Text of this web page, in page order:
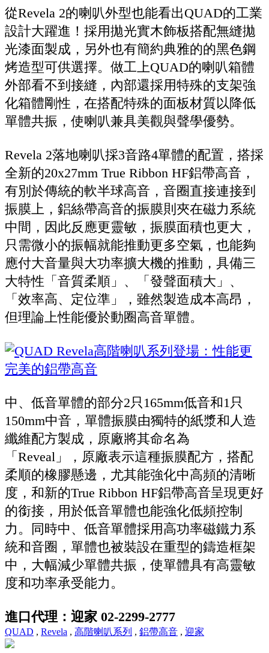
從Revela 2的喇叭外型也能看出QUAD的工業
設計大躍進！採用拋光實木飾板搭配無縫拋
光漆面製成，另外也有簡約典雅的的黑色鋼
烤造型可供選擇。做工上QUAD的喇叭箱體
外部看不到接縫，內部還採用特殊的支架強
化箱體剛性，在搭配特殊的面板材質以降低
單體共振，使喇叭兼具美觀與聲學優勢。
Revela 2落地喇叭採3音路4單體的配置，搭採
全新的20x27mm True Ribbon HF鋁帶高音，
有別於傳統的軟半球高音，音圈直接連接到
振膜上，鋁絲帶高音的振膜則夾在磁力系統
中間，因此反應更靈敏，振膜面積也更大，
只需微小的振幅就能推動更多空氣，也能夠
應付大音量與大功率擴大機的推動，具備三
大特性「音質柔順」、「發聲面積大」、
「效率高、定位準」，雖然製造成本高昂，
但理論上性能優於動圈高音單體。
中、低音單體的部分2只165mm低音和1只
150mm中音，單體振膜由獨特的紙漿和人造
纖維配方製成，原廠將其命名為
「Reveal」，原廠表示這種振膜配方，搭配
柔順的橡膠懸邊，尤其能強化中高頻的清晰
度，和新的True Ribbon HF鋁帶高音呈現更好
的銜接，用於低音單體也能強化低頻控制
力。同時中、低音單體採用高功率磁鐵力系
統和音圈，單體也被裝設在重型的鑄造框架
中，大幅減少單體共振，使單體具有高靈敏
度和功率承受能力。
進口代理：迎家 02-2299-2777
QUAD , Revela , 高階喇叭系列 , 鋁帶高音 , 迎家